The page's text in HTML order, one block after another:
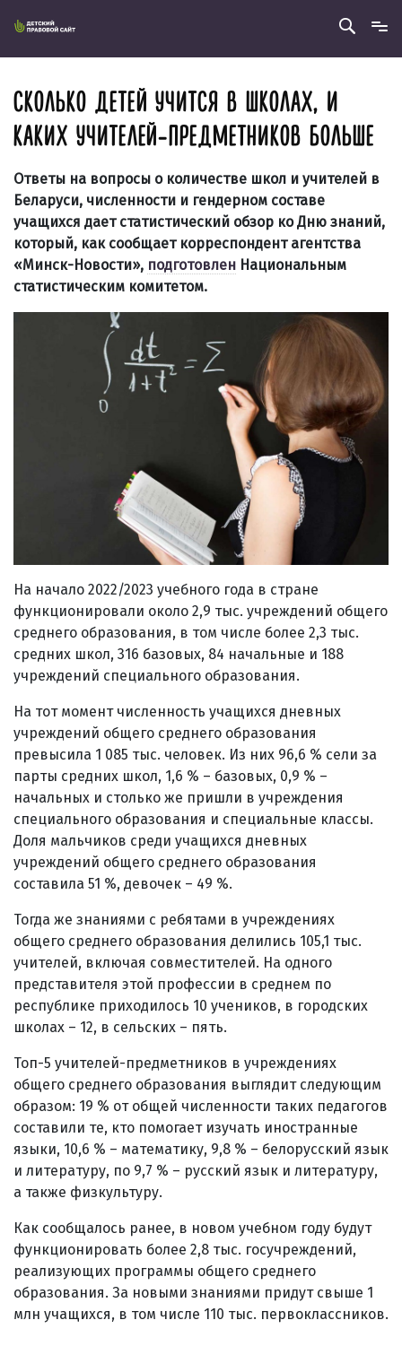
СКОЛЬКО ДЕТЕЙ УЧИТСЯ В ШКОЛАХ, И
КАКИХ УЧИТЕЛЕЙ-ПРЕДМЕТНИКОВ БОЛЬШЕ
Ответы на вопросы о количестве школ и учителей в
Беларуси, численности и гендерном составе
учащихся дает статистический обзор ко Дню знаний,
который, как сообщает корреспондент агентства
«Минск-Новости», подготовлен Национальным
статистическим комитетом.
На начало 2022/2023 учебного года в стране
функционировали около 2,9 тыс. учреждений общего
среднего образования, в том числе более 2,3 тыс.
средних школ, 316 базовых, 84 начальные и 188
учреждений специального образования.
На тот момент численность учащихся дневных
учреждений общего среднего образования
превысила 1 085 тыс. человек. Из них 96,6 % сели за
парты средних школ, 1,6 % – базовых, 0,9 % –
начальных и столько же пришли в учреждения
специального образования и специальные классы.
Доля мальчиков среди учащихся дневных
учреждений общего среднего образования
составила 51 %, девочек – 49 %.
Тогда же знаниями с ребятами в учреждениях
общего среднего образования делились 105,1 тыс.
учителей, включая совместителей. На одного
представителя этой профессии в среднем по
республике приходилось 10 учеников, в городских
школах – 12, в сельских – пять.
Топ-5 учителей-предметников в учреждениях
общего среднего образования выглядит следующим
образом: 19 % от общей численности таких педагогов
составили те, кто помогает изучать иностранные
языки, 10,6 % – математику, 9,8 % – белорусский язык
и литературу, по 9,7 % – русский язык и литературу,
а также физкультуру.
Как сообщалось ранее, в новом учебном году будут
функционировать более 2,8 тыс. госучреждений,
реализующих программы общего среднего
образования. За новыми знаниями придут свыше 1
млн учащихся, в том числе 110 тыс. первоклассников.